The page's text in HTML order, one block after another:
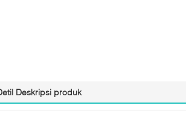
Deskripsi produk